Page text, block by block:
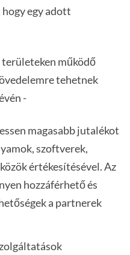
egy adott
működő
tehetnek
-
magasabb jutalékot
szoftverek,
értékesítésével. Az
hozzáférhető és
a partnerek